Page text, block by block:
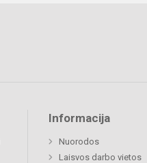
Informacija
Nuorodos
Laisvos darbo vietos